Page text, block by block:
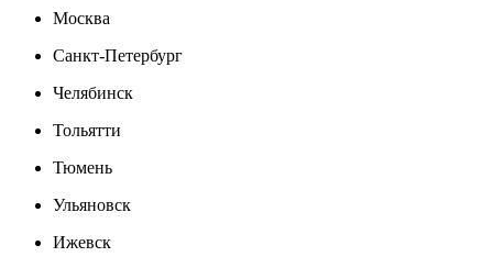
Москва
Санкт-Петербург
Челябинск
Тольятти
Тюмень
Ульяновск
Ижевск